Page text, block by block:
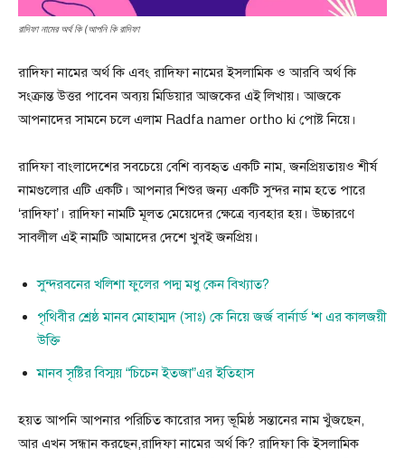
রাদিফা নামের অর্থ কি (আপনি কি রাদিফা
রাদিফা নামের অর্থ কি এবং রাদিফা নামের ইসলামিক ও আরবি অর্থ কি
সংক্রান্ত উত্তর পাবেন অব্যয় মিডিয়ার আজকের এই লিখায়। আজকে
আপনাদের সামনে চলে এলাম Radfa namer ortho ki পোষ্ট নিয়ে।
রাদিফা বাংলাদেশের সবচেয়ে বেশি ব্যবহৃত একটি নাম, জনপ্রিয়তায়ও শীর্ষ
নামগুলোর এটি একটি। আপনার শিশুর জন্য একটি সুন্দর নাম হতে পারে
‘রাদিফা’। রাদিফা নামটি মূলত মেয়েদের ক্ষেত্রে ব্যবহার হয়। উচ্চারণে
সাবলীল এই নামটি আমাদের দেশে খুবই জনপ্রিয়।
সুন্দরবনের খলিশা ফুলের পদ্ম মধু কেন বিখ্যাত?
পৃথিবীর শ্রেষ্ঠ মানব মোহাম্মদ (সাঃ) কে নিয়ে জর্জ বার্নার্ড ‘শ এর কালজয়ী
উক্তি
মানব সৃষ্টির বিস্ময় “চিচেন ইতজা”এর ইতিহাস
হয়ত আপনি আপনার পরিচিত কারোর সদ্য ভূমিষ্ঠ সন্তানের নাম খুঁজছেন,
আর এখন সন্ধান করছেন,রাদিফা নামের অর্থ কি? রাদিফা কি ইসলামিক